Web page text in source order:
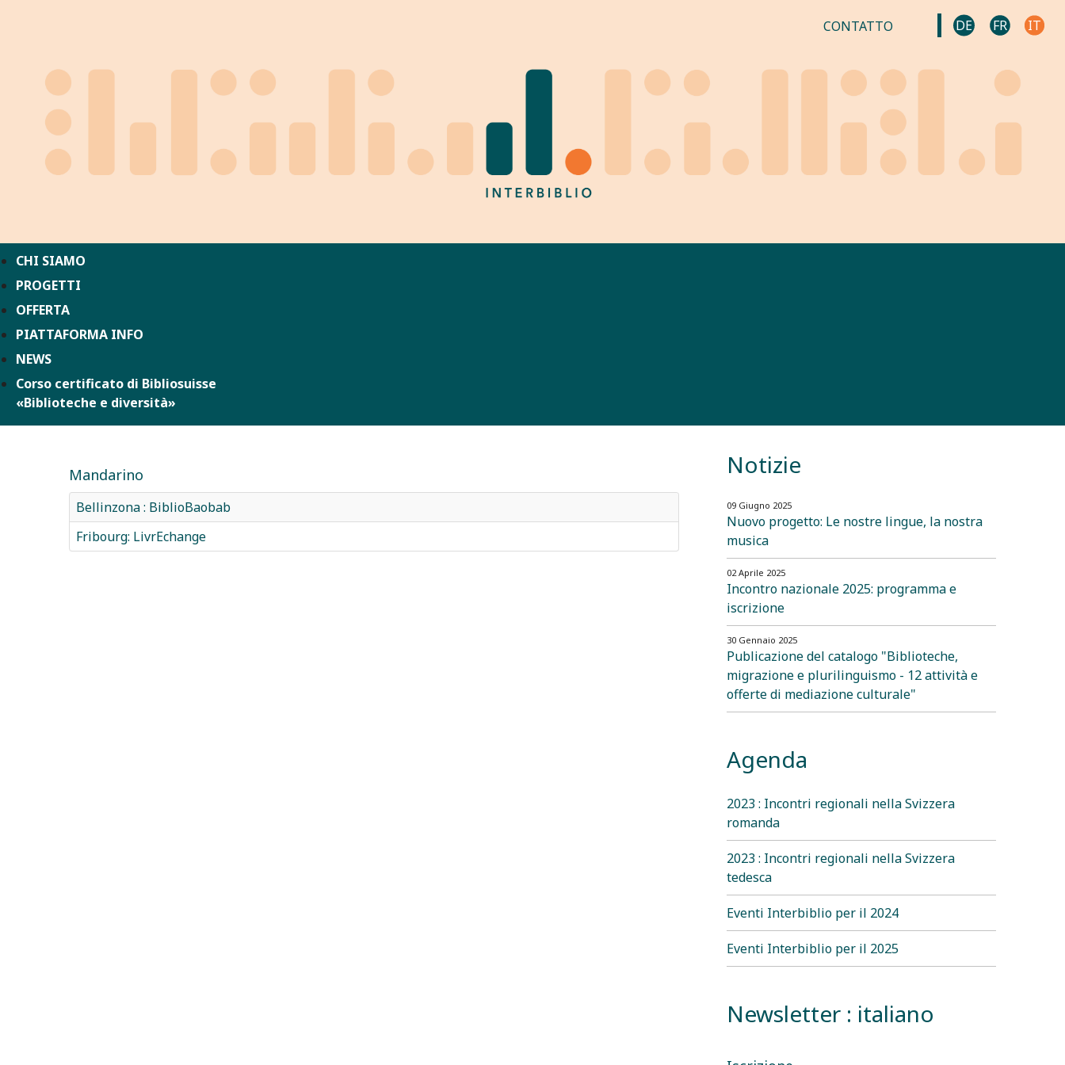
CONTATTO DE FR IT
CHI SIAMO
PROGETTI
OFFERTA
PIATTAFORMA INFO
NEWS
Corso certificato di Bibliosuisse
«Biblioteche e diversità»
Mandarino
Bellinzona : BiblioBaobab
Fribourg: LivrEchange
Notizie
09 Giugno 2025
Nuovo progetto: Le nostre lingue, la nostra
musica
02 Aprile 2025
Incontro nazionale 2025: programma e
iscrizione
30 Gennaio 2025
Publicazione del catalogo "Biblioteche,
migrazione e plurilinguismo - 12 attività e
offerte di mediazione culturale"
Agenda
2023 : Incontri regionali nella Svizzera
romanda
2023 : Incontri regionali nella Svizzera
tedesca
Eventi Interbiblio per il 2024
Eventi Interbiblio per il 2025
Newsletter : italiano